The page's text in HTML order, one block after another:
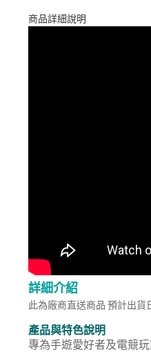
商品詳細說明
詳細介紹
此為廠商直送商品 預計出貨
產品與特色說明
專為手遊愛好者及電競